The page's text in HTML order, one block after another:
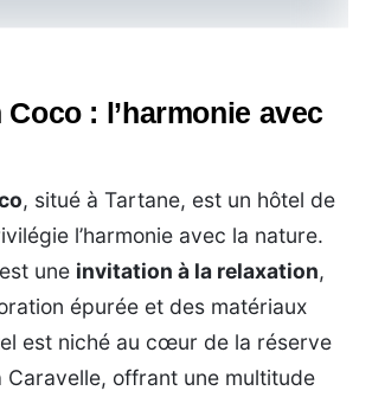
: l’harmonie avec
, situé à Tartane, est un hôtel de
l’harmonie avec la nature.
une invitation à la relaxation,
épurée et des matériaux
est niché au cœur de la réserve
Caravelle, offrant une multitude